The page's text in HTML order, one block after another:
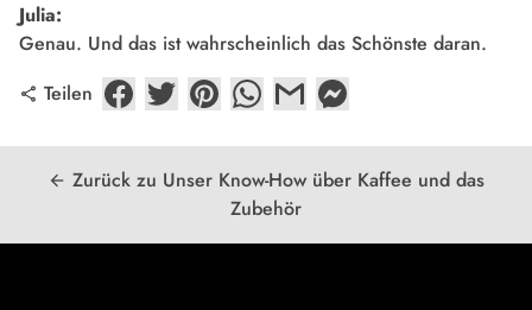
Julia:
Genau. Und das ist wahrscheinlich das Schönste daran.
share Teilen
arrow_back Zurück zu Unser Know-How über Kaffee und das
Zubehör